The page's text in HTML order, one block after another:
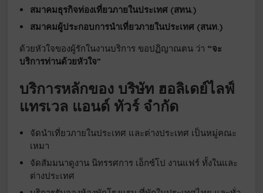
สมาคมธุรกิจท่องเที่ยวภายในประเทศ (สทน.)
สมาคมผู้ประกอบการนำเที่ยวภายในประเทศ (สนท.)
ด้วยหัวใจของผู้รักในงานบริการ ขอปฏิญาณตน ว่า “จะ
บริการท่านด้วยหัวใจ”
บริการหลักของ บริษัท ฮอลิเดย์ไลฟ์
แทรเวล แอนด์ ทัวร์ จำกัด
จัดนำเที่ยวภายในประเทศ และต่างประเทศ เป็นหมู่คณะ
เหมา
จัดสัมมนาดูงาน นิทรรศการ เอ็กซ์โป งานแฟร์ ทั้งในและ
ต่างประเทศ